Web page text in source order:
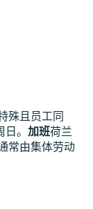
殊且员工同
。 加班荷兰
常由集体劳动